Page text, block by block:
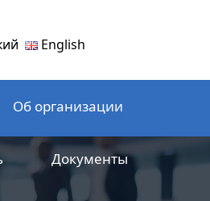
English
Об организации
Документы